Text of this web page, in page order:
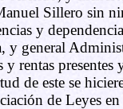
Sillero sin
y
y general
y rentas
de este se
de Leyes en